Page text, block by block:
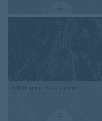
5104 mild mushroom